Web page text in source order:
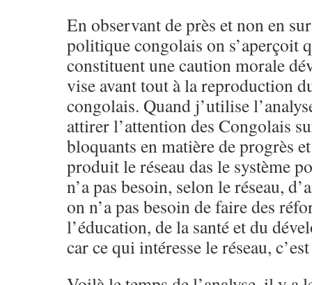
En observant de près et non en
politique congolais on s’aperçoit
constituent une caution morale
vise avant tout à la reproduction
congolais. Quand j’utilise
attirer l’attention des Congolais
bloquants en matière de progrès
produit le réseau das le système
n’a pas besoin, selon le réseau,
on n’a pas besoin de faire des
l’éducation, de la santé et du
car ce qui intéresse le réseau,